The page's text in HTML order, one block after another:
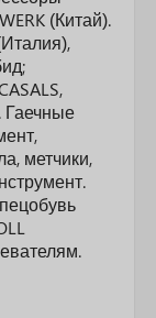
(Китай).
Гаечные
метчики,